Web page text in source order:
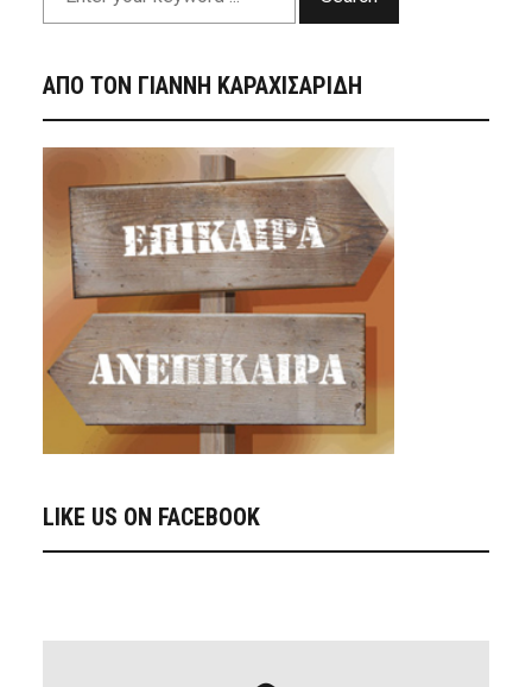
ΑΠΟ ΤΟΝ ΓΙΑΝΝΗ ΚΑΡΑΧΙΣΑΡΙΔΗ
LIKE US ON FACEBOOK